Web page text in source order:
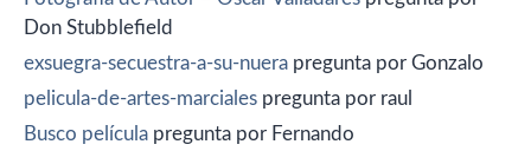
Don Stubblefield
exsuegra-secuestra-a-su-nuera pregunta por Gonzalo
pelicula-de-artes-marciales pregunta por raul
Busco película pregunta por Fernando